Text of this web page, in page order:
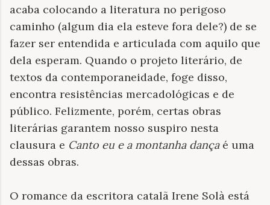
acaba colocando a literatura no perigoso
caminho (algum dia ela esteve fora dele?) de se
fazer ser entendida e articulada com aquilo que
dela esperam. Quando o projeto literário, de
textos da contemporaneidade, foge disso,
encontra resistências mercadológicas e de
público. Felizmente, porém, certas obras
literárias garantem nosso suspiro nesta
clausura e Canto eu e a montanha dançaé uma
dessas obras.
O romance da escritora catalã Irene Solà está